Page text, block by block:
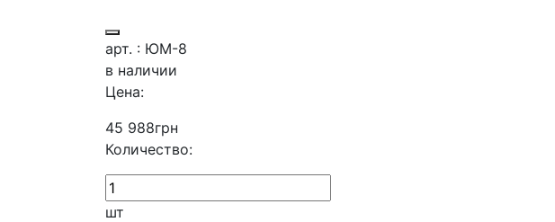
арт. : ЮМ-8
в наличии
Цена:
45 988грн
Количество:
шт